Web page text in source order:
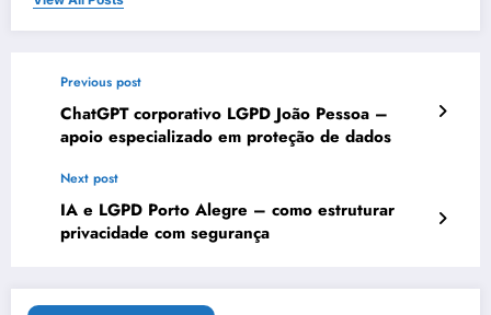
Previous post
ChatGPT corporativo LGPD João Pessoa –
apoio especializado em proteção de dados
Next post
IA e LGPD Porto Alegre – como estruturar
privacidade com segurança